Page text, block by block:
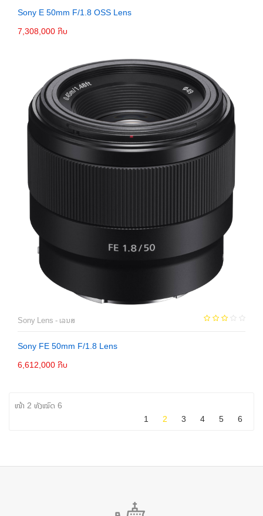
Sony E 50mm F/1.8 OSS Lens
7,308,000 ກີບ
ຕິດຕໍ່
Sony Lens - ເລນສ
Sony FE 50mm F/1.8 Lens
6,612,000 ກີບ
ຕິດຕໍ່
ໜ້າ 2 ທັງໝົດ 6
1
2 3 4 5 6